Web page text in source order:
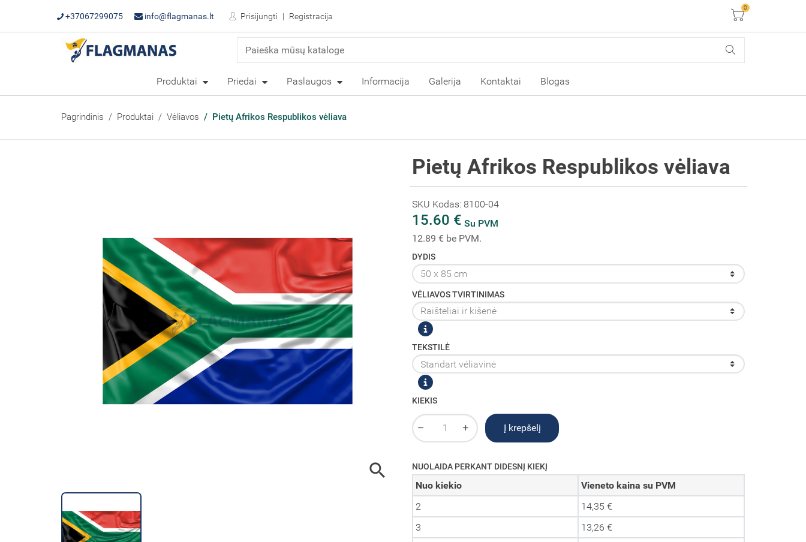
+37067299075 info@flagmanas.lt Prisijungti Registracija Krepšelis
0
Produktai Priedai Paslaugos Informacija Galerija Kontaktai Blogas
Pagrindinis Produktai Vėliavos Pietų Afrikos Respublikos vėliava

Pietų Afrikos Respublikos vėliava
SKU Kodas: 8100-04
15.60 € Su PVM
12.89 € be PVM.
DYDIS
VĖLIAVOS TVIRTINIMAS
TEKSTILĖ
KIEKIS
Į krepšelį
NUOLAIDA PERKANT DIDESNĮ KIEKĮ
Nuo kiekio
Vieneto kaina su PVM
2
14,35 €
3
13,26 €